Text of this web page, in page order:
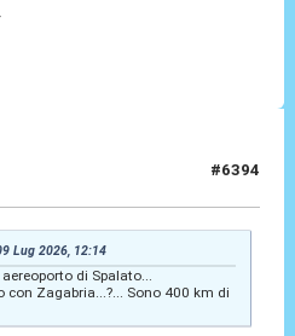
#6394
Lug 2026, 12:14
di Spalato...
con Zagabria...?... Sono 400 km di